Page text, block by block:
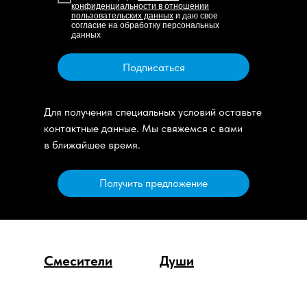
конфиденциальности в отношении
пользовательских данных и даю свое
согласие на обработку персональных
данных
Подписаться
Для получения специальных условий оставьте
контактные данные. Мы свяжемся с вами
в ближайшее время.
Получить предложение
Смесители Души